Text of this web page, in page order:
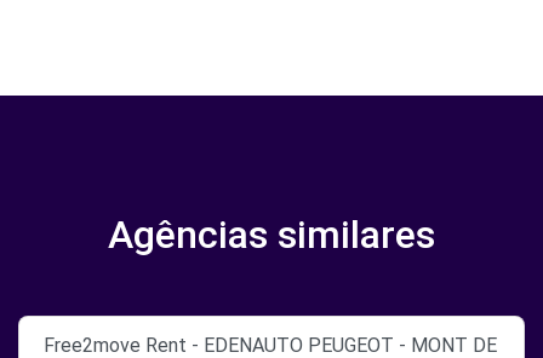
Agências similares
Free2move Rent - EDENAUTO PEUGEOT - MONT DE